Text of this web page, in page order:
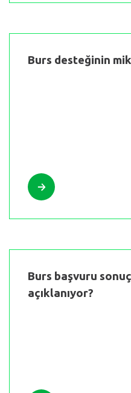
Burs desteğinin
Burs başvuru
açıklanıyor?